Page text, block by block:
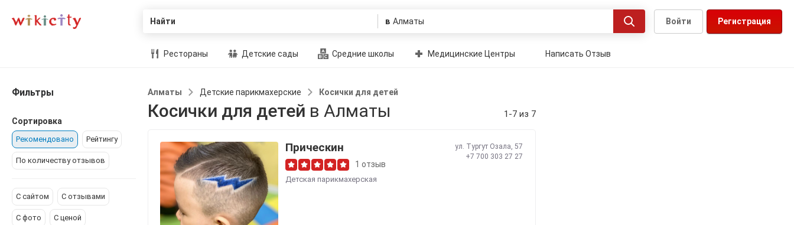
Найти в Регистрация
Войти
Рестораны Детские сады Средние школы Медицинские Центры Написать Отзыв
Фильтры
Сортировка
Рекомендовано Рейтингу
По количеству отзывов
С сайтом С отзывами
С фото С ценой
Алматы Детские парикмахерские Косички для детей
Косички для детей в Алматы 1-7 из 7
Прическин
1 отзыв
Детская парикмахерская
ул. ​Тургут Озала, 57
+7 700 303 27 27